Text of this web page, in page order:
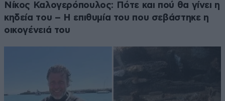
Νίκος Καλογερόπουλος: Πότε και πού θα γίνει η
κηδεία του – Η επιθυμία του που σεβάστηκε η
οικογένειά του